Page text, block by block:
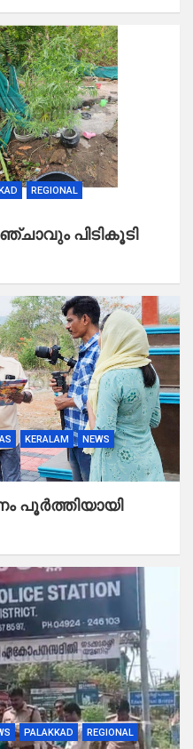
REGIONAL
പിടികൂടി
KERALAM
NEWS
പൂർത്തിയായി
PALAKKAD REGIONAL